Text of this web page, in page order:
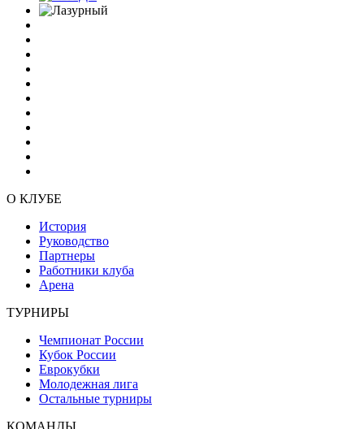
О КЛУБЕ
История
Руководство
Партнеры
Работники клуба
Арена
ТУРНИРЫ
Чемпионат России
Кубок России
Еврокубки
Молодежная лига
Остальные турниры
КОМАНДЫ